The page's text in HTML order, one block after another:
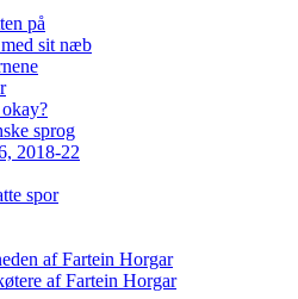
på
sit næb
sprog
2018-22
spor
af Fartein Horgar
af Fartein Horgar